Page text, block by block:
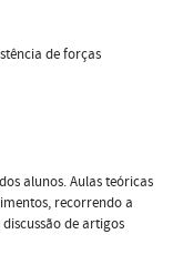
de forças
alunos. Aulas teóricas
recorrendo a
de artigos